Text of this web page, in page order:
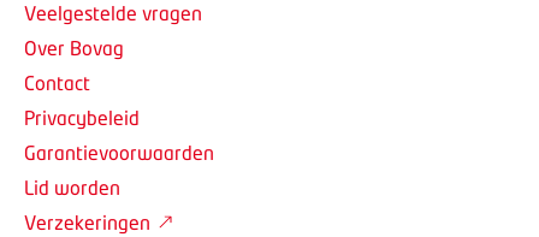
Veelgestelde vragen
Over Bovag
Contact
Privacybeleid
Garantievoorwaarden
Lid worden
Verzekeringen